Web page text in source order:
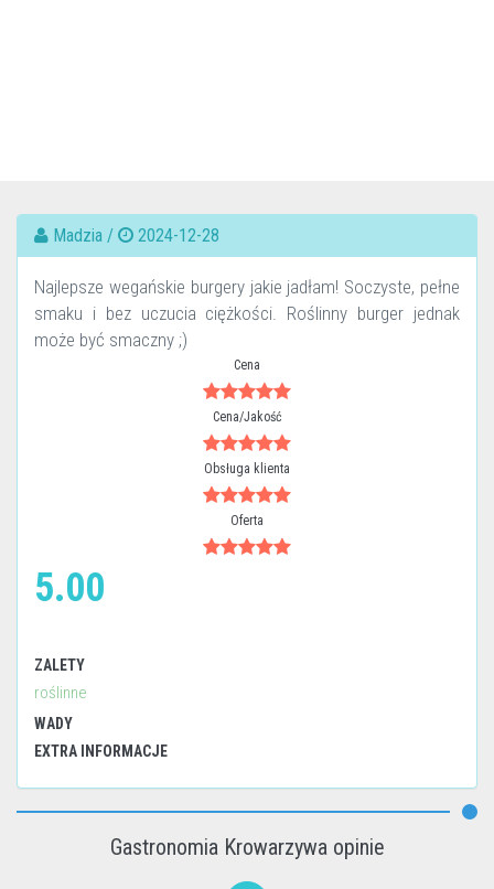
Madzia / 2024-12-28
Najlepsze wegańskie burgery jakie jadłam! Soczyste, pełne
smaku i bez uczucia ciężkości. Roślinny burger jednak
może być smaczny ;)
Cena
Cena/Jakość
Obsługa klienta
Oferta
5.00
ZALETY
roślinne
WADY
EXTRA INFORMACJE
Gastronomia Krowarzywa opinie